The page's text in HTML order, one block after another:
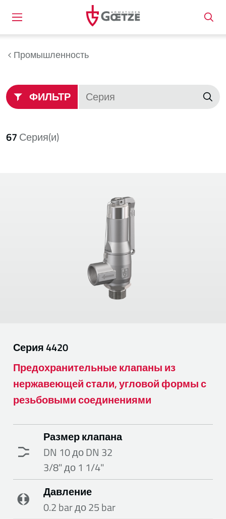
Промышленность
ФИЛЬТР
67Серия(и)
Серия4420
Предохранительные клапаны из
нержавеющей стали, угловой формы с
резьбовыми соединениями
Размер клапана
DN 10 до DN 32
3/8" до 1 1/4"
Давление
0.2 bar до 25 bar